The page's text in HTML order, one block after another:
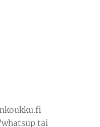
tai